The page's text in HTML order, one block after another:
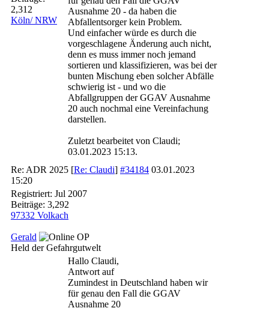
2,312
Köln/ NRW
Ausnahme 20 - da haben die
Abfallentsorger kein Problem.
Und einfacher würde es durch die
vorgeschlagene Änderung auch nicht,
denn es muss immer noch jemand
sortieren und klassifizieren, was bei der
bunten Mischung eben solcher Abfälle
schwierig ist - und wo die
Abfallgruppen der GGAV Ausnahme
20 auch nochmal eine Vereinfachung
darstellen.
Zuletzt bearbeitet von Claudi;
03.01.2023 15:13.
Re: ADR 2025 [Re: Claudi] #34184 03.01.2023
15:20
Registriert: Jul 2007
Beiträge: 3,292
97332 Volkach
Gerald
OP
Held der Gefahrgutwelt
Hallo Claudi,
Antwort auf
Zumindest in Deutschland haben wir
für genau den Fall die GGAV
Ausnahme 20